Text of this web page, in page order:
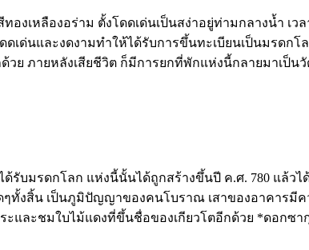
องเหลืองอร่าม ตั้งโดดเด่นเป็นสง่าอยู่ท่ามกลางน้ำ
เด่นและงดงามทำให้ได้รับการขึ้นทะเบียนเป็นมรดก
ย ภายหลังเสียชีวิต ก็มีการยกที่พักแห่งนี้กลายมาเป็
บมรดกโลก แห่งนี้นั้นได้ถูกสร้างขึ้นปี ค.ศ. 780 แล้ว
งสิ้น เป็นภูมิปัญญาของคนโบราณ เสาของอาคารมีค
ระและชมใบไม้แดงที่ขึ้นชื่อของเกียวโตอีกด้วย *ดอก